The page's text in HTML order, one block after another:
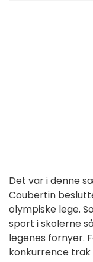
Det var i denne
Coubertin
olympiske lege.
sport i skolerne
legenes fornyer.
konkurrence trak